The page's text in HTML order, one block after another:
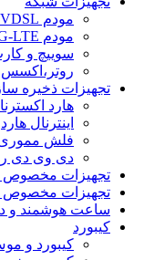
مودم ADSL-VDSLو فیبر نوری
مودم TD-Lte,4G-LTE
سوییچ و
روتر،اکسس
تجهیزات ذخیره
هارد
اینترنال هارد
فلش
دی وی دی
تجهیزات مخصوص
تجهیزات مخصوص
ساعت هوشمند و
کیبورد
کیبورد و